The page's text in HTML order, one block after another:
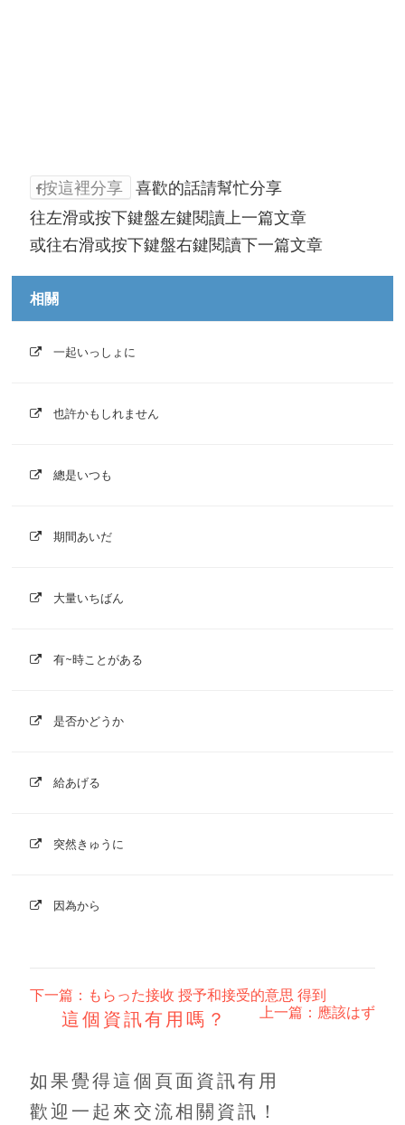
按這裡分享
喜歡的話請幫忙分享
往左滑或按下鍵盤左鍵閱讀上一篇文章
或往右滑或按下鍵盤右鍵閱讀下一篇文章
相關
一起いっしょに
也許かもしれません
總是いつも
期間あいだ
大量いちばん
有~時ことがある
是否かどうか
給あげる
突然きゅうに
因為から
下一篇：もらった接收 授予和接受的意思 得到
上一篇：應該はず
這個資訊有用嗎？
如果覺得這個頁面資訊有用
歡迎一起來交流相關資訊！